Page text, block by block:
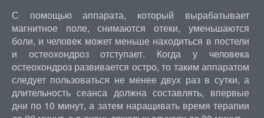
С помощью аппарата, который вырабатывает
магнитное поле, снимаются отеки, уменьшаются
боли, и человек может меньше находиться в постели
и остеохондроз отступает. Когда у человека
остеохондроз развивается остро, то таким аппаратом
следует пользоваться не менее двух раз в сутки, а
длительность сеанса должна составлять, впервые
дни по 10 минут, а затем наращивать время терапии